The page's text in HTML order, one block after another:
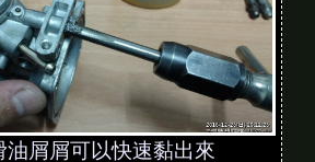
油屑屑可以快速黏出來